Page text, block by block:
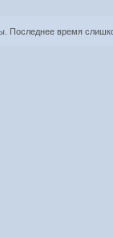
Последнее время